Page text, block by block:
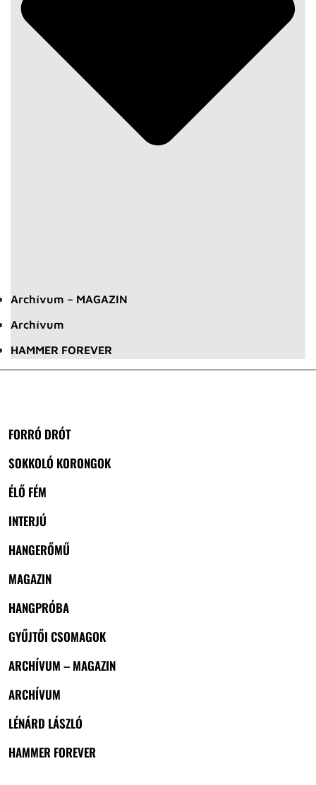
Archívum – MAGAZIN
Archívum
HAMMER FOREVER
FORRÓ DRÓT
SOKKOLÓ KORONGOK
ÉLŐ FÉM
INTERJÚ
HANGERŐMŰ
MAGAZIN
HANGPRÓBA
GYŰJTŐI CSOMAGOK
ARCHÍVUM – MAGAZIN
ARCHÍVUM
LÉNÁRD LÁSZLÓ
HAMMER FOREVER